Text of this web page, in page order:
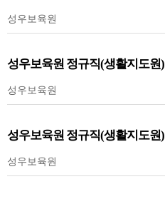
성우보육원
성우보육원 정규직(생활지도원
성우보육원
성우보육원 정규직(생활지도원
성우보육원